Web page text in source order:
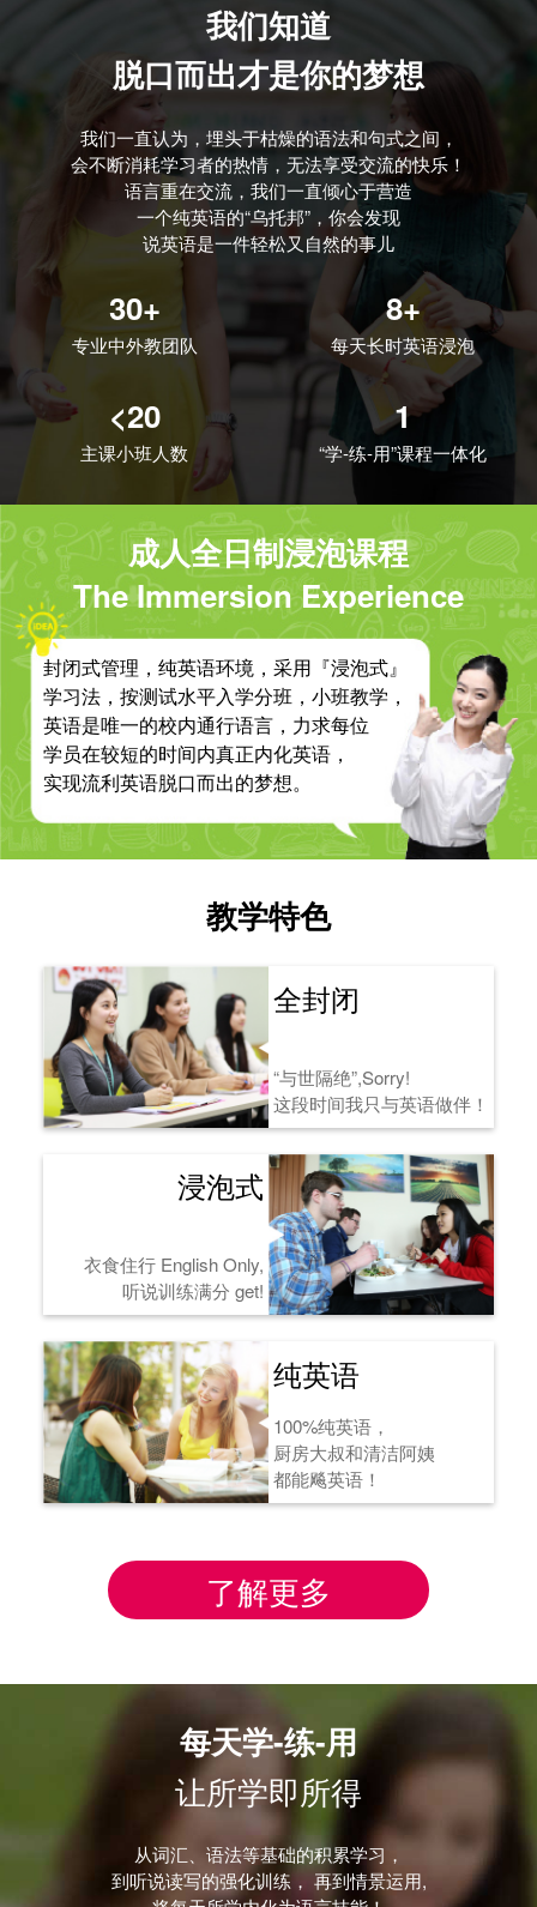
我们知道
脱口而出才是你的梦想
我们一直认为，埋头于枯燥的语法和句式之间，
会不断消耗学习者的热情，无法享受交流的快乐！
语言重在交流，我们一直倾心于营造
一个纯英语的“乌托邦”，你会发现
说英语是一件轻松又自然的事儿
30+
专业中外教团队
8+
每天长时英语浸泡
<20
主课小班人数
1
“学-练-用”课程一体化
成人全日制浸泡课程
The Immersion Experience
封闭式管理，纯英语环境，采用『浸泡式』
学习法，按测试水平入学分班，小班教学，
英语是唯一的校内通行语言，力求每位
学员在较短的时间内真正内化英语，
实现流利英语脱口而出的梦想。
教学特色
全封闭
“与世隔绝”,Sorry!
这段时间我只与英语做伴！
浸泡式
衣食住行 English Only,
听说训练满分 get!
纯英语
100%纯英语，
厨房大叔和清洁阿姨
都能飚英语！
了解更多
每天学-练-用
让所学即所得
从词汇、语法等基础的积累学习，
到听说读写的强化训练， 再到情景运用,